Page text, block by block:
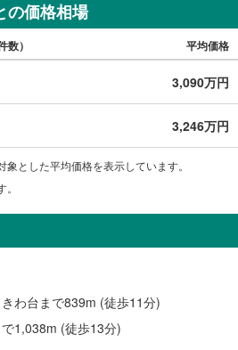
の価格相場
数） 平均価格
3,090万円
3,246万円
とした平均価格を表示しています。
わ台まで839m (徒歩11分)
1,038m (徒歩13分)